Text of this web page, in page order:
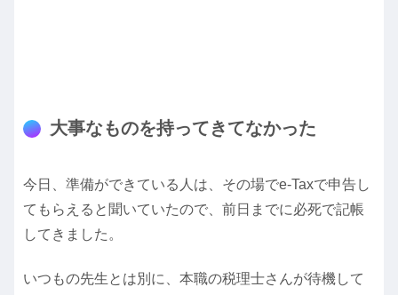
大事なものを持ってきてなかった
今日、準備ができている人は、その場でe-Taxで申告し
てもらえると聞いていたので、前日までに必死で記帳
してきました。
いつもの先生とは別に、本職の税理士さんが待機して